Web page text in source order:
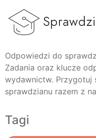
Odpowiedzi do
Zadania oraz klucze
wydawnictw. Przygotuj
sprawdzianu razem z
Tagi